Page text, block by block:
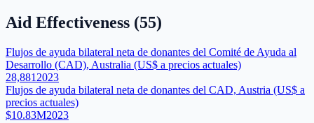
Aid Effectiveness (55)
Flujos de ayuda bilateral neta de donantes del Comité de Ayuda al
Desarrollo (CAD), Australia (US$ a precios actuales)
28,881 2023
Flujos de ayuda bilateral neta de donantes del CAD, Austria (US$ a
precios actuales)
$10.83M2023